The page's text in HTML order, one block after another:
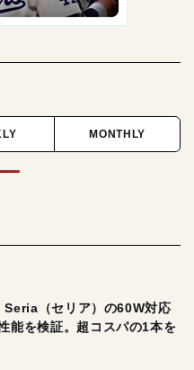
MONTHLY
Seria（セリア）の60W対応
能を検証。超コスパの1本を